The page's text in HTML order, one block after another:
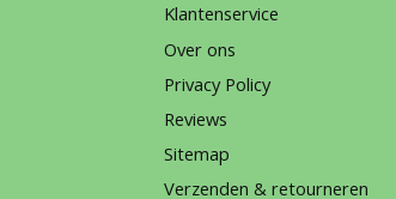
Klantenservice
Over ons
Privacy Policy
Reviews
Sitemap
Verzenden & retourneren